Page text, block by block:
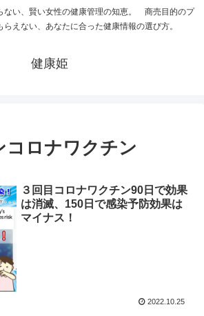
ない、賢い女性の健康管理の知恵。 商売目的のプ
らえない、あなたに合った健康情報の選び方。
健康姫
コロナワクチン
３回目コロナワクチン90日で効果
は消滅、150日で感染予防効果は
マイナス！
2022.10.25